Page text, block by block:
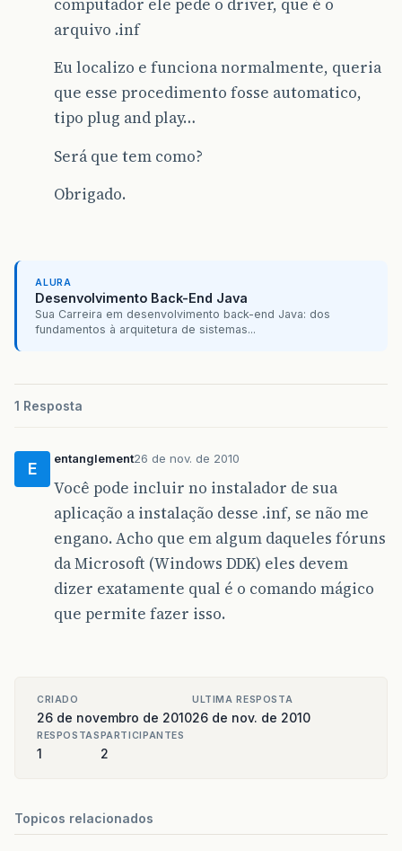
computador ele pede o driver, que é o
arquivo .inf
Eu localizo e funciona normalmente, queria
que esse procedimento fosse automatico,
tipo plug and play…
Será que tem como?
Obrigado.
ALURA
Desenvolvimento Back-End Java
Sua Carreira em desenvolvimento back-end Java: dos
fundamentos à arquitetura de sistemas...
1 Resposta
E
entanglement26 de nov. de 2010
Você pode incluir no instalador de sua
aplicação a instalação desse .inf, se não me
engano. Acho que em algum daqueles fóruns
da Microsoft (Windows DDK) eles devem
dizer exatamente qual é o comando mágico
que permite fazer isso.
CRIADO
26 de novembro de 2010
ULTIMA RESPOSTA
26 de nov. de 2010
RESPOSTAS
1
PARTICIPANTES
2
Topicos relacionados